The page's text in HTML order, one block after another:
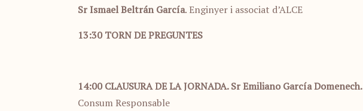
Sr Ismael Beltrán García. Enginyer i associat d’ALCE
13:30 TORN DE PREGUNTES
14:00 CLAUSURA DE LA JORNADA. Sr Emiliano García Domenech.
Consum Responsable